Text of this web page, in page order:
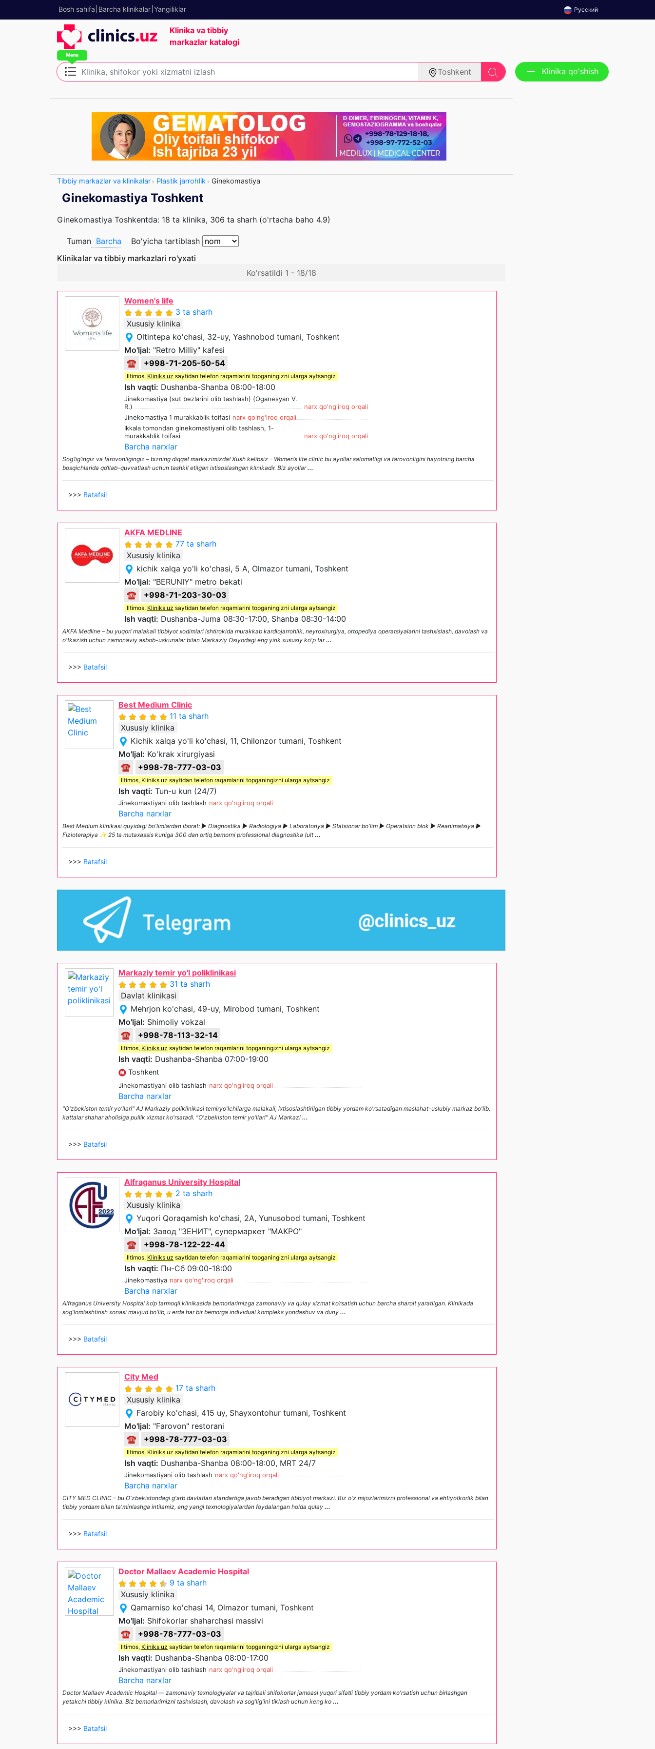
Bosh sahifa Barcha klinikalar Yangiliklar Русский
Klinika va tibbiy
markazlar katalogi
Toshkent Klinika qo'shish
Tibbiy markazlar va klinikalar Plastik jarrohlik Ginekomastiya
Ginekomastiya Toshkent
Ginekomastiya Toshkentda: 18 ta klinika, 306 ta sharh (o'rtacha baho 4.9)
Tuman Barcha
Bo'yicha tartiblash
Klinikalar va tibbiy markazlari ro'yxati
Ko'rsatildi 1 - 18/18
Women's life
3 ta sharh
Xususiy klinika
Oltintepa ko'chasi, 32-uy, Yashnobod tumani, Toshkent
Mo'ljal: "Retro Milliy" kafesi
☎
+998-71-205-50-54
Iltimos, Kliniks uz saytidan telefon raqamlarini topganingizni ularga aytsangiz
Ish vaqti: Dushanba-Shanba 08:00-18:00
Jinekomastiya (sut bezlarini olib tashlash) (Oganesyan V.
R.)
narx qo'ng'iroq orqali
Jinekomastiya 1 murakkablik toifasi narx qo'ng'iroq orqali
Ikkala tomondan ginekomastiyani olib tashlash, 1-
murakkablik toifasi
narx qo'ng'iroq orqali
Barcha narxlar
Sog‘lig‘ingiz va farovonligingiz – bizning diqqat markazimizda! Xush kelibsiz – Women’s life clinic bu ayollar salomatligi va farovonligini hayotning barcha
bosqichlarida qo‘llab-quvvatlash uchun tashkil etilgan ixtisoslashgan klinikadir. Biz ayollar...
>>> Batafsil
AKFA MEDLINE
77 ta sharh
Xususiy klinika
kichik xalqa yo'li ko'chasi, 5 A, Olmazor tumani, Toshkent
Mo'ljal: "BERUNIY" metro bekati
☎
+998-71-203-30-03
Iltimos, Kliniks uz saytidan telefon raqamlarini topganingizni ularga aytsangiz
Ish vaqti: Dushanba-Juma 08:30-17:00, Shanba 08:30-14:00
AKFA Medline – bu yuqori malakali tibbiyot xodimlari ishtirokida murakkab kardiojarrohlik, neyroxirurgiya, ortopediya operatsiyalarini tashxislash, davolash va
o'tkazish uchun zamonaviy asbob-uskunalar bilan Markaziy Osiyodagi eng yirik xususiy ko'p tar...
>>> Batafsil
Best Medium Clinic
11 ta sharh
Xususiy klinika
Kichik xalqa yo'li ko'chasi, 11, Chilonzor tumani, Toshkent
Mo'ljal: Ko'krak xirurgiyasi
☎
+998-78-777-03-03
Iltimos, Kliniks uz saytidan telefon raqamlarini topganingizni ularga aytsangiz
Ish vaqti: Tun-u kun (24/7)
Jinekomastiyani olib tashlash narx qo'ng'iroq orqali
Barcha narxlar
Best Medium klinikasi quyidagi bo'limlardan iborat: ► Diagnostika ► Radiologiya ► Laboratoriya ► Statsionar bo'lim ► Operatsion blok ► Reanimatsiya ►
Fizioterapiya ✨ 25 ta mutaxassis kuniga 300 dan ortiq bemorni professional diagnostika (ult...
>>> Batafsil
Markaziy temir yo'l poliklinikasi
31 ta sharh
Davlat klinikasi
Mehrjon ko'chasi, 49-uy, Mirobod tumani, Toshkent
Mo'ljal: Shimoliy vokzal
☎
+998-78-113-32-14
Iltimos, Kliniks uz saytidan telefon raqamlarini topganingizni ularga aytsangiz
Ish vaqti: Dushanba-Shanba 07:00-19:00
Toshkent
Jinekomastiyani olib tashlash narx qo'ng'iroq orqali
Barcha narxlar
"O'zbekiston temir yo'llari" AJ Markaziy poliklinikasi temiryo'lchilarga malakali, ixtisoslashtirilgan tibbiy yordam ko'rsatadigan maslahat-uslubiy markaz bo'lib,
kattalar shahar aholisiga pullik xizmat ko'rsatadi. "O'zbekiston temir yo'llari" AJ Markazi ...
>>> Batafsil
Alfraganus University Hospital
2 ta sharh
Xususiy klinika
Yuqori Qoraqamish ko'chasi, 2A, Yunusobod tumani, Toshkent
Mo'ljal: Завод "ЗЕНИТ", супермаркет "МАКРО"
☎
+998-78-122-22-44
Iltimos, Kliniks uz saytidan telefon raqamlarini topganingizni ularga aytsangiz
Ish vaqti: Пн-Сб 09:00-18:00
Jinekomastiya narx qo'ng'iroq orqali
Barcha narxlar
Alfraganus University Hospital ko‘p tarmoqli klinikasida bemorlarimizga zamonaviy va qulay xizmat ko‘rsatish uchun barcha sharoit yaratilgan. Klinikada
sog'lomlashtirish xonasi mavjud bo'lib, u erda har bir bemorga individual kompleks yondashuv va duny ...
>>> Batafsil
City Med
17 ta sharh
Xususiy klinika
Farobiy ko'chasi, 415 uy, Shayxontohur tumani, Toshkent
Mo'ljal: "Farovon" restorani
☎
+998-78-777-03-03
Iltimos, Kliniks uz saytidan telefon raqamlarini topganingizni ularga aytsangiz
Ish vaqti: Dushanba-Shanba 08:00-18:00, MRT 24/7
Jinekomastiyani olib tashlash narx qo'ng'iroq orqali
Barcha narxlar
CITY MED CLINIC – bu O'zbekistondagi g'arb davlatlari standartiga javob beradigan tibbiyot markazi. Biz o'z mijozlarimizni professional va ehtiyotkorlik bilan
tibbiy yordam bilan ta'minlashga intilamiz, eng yangi texnologiyalardan foydalangan holda qulay ...
>>> Batafsil
Doctor Mallaev Academic Hospital
9 ta sharh
Xususiy klinika
Qamarniso ko'chasi 14, Olmazor tumani, Toshkent
Mo'ljal: Shifokorlar shaharchasi massivi
☎
+998-78-777-03-03
Iltimos, Kliniks uz saytidan telefon raqamlarini topganingizni ularga aytsangiz
Ish vaqti: Dushanba-Shanba 08:00-17:00
Jinekomastiyani olib tashlash narx qo'ng'iroq orqali
Barcha narxlar
Doctor Mallaev Academic Hospital — zamonaviy texnologiyalar va tajribali shifokorlar jamoasi yuqori sifatli tibbiy yordam ko'rsatish uchun birlashgan
yetakchi tibbiy klinika. Biz bemorlarimizni tashxislash, davolash va sog'lig'ini tiklash uchun keng ko ...
>>> Batafsil